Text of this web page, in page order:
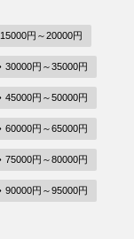
15000円～20000円
30000円～35000円
45000円～50000円
60000円～65000円
75000円～80000円
90000円～95000円